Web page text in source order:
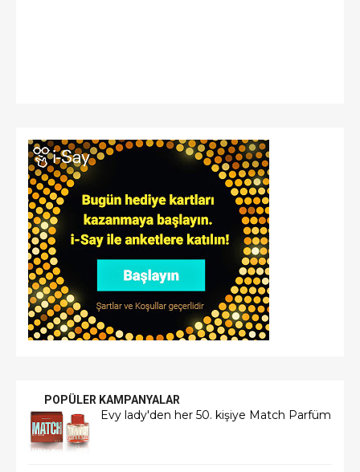
POPÜLER KAMPANYALAR
Evy lady'den her 50. kişiye Match Parfüm